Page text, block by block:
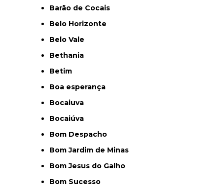
Barão de Cocais
Belo Horizonte
Belo Vale
Bethania
Betim
Boa esperança
Bocaiuva
Bocaiúva
Bom Despacho
Bom Jardim de Minas
Bom Jesus do Galho
Bom Sucesso